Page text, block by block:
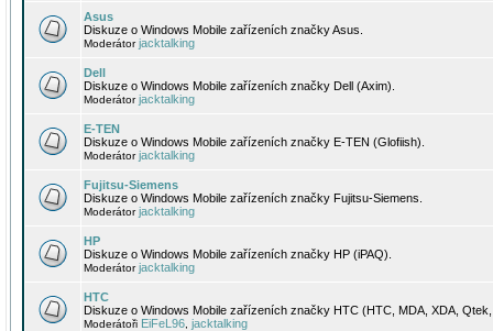
Asus
Diskuze o Windows Mobile zařízeních značky Asus.
Moderátorjacktalking
Dell
Diskuze o Windows Mobile zařízeních značky Dell (Axim).
Moderátorjacktalking
E-TEN
Diskuze o Windows Mobile zařízeních značky E-TEN (Glofiish).
Moderátorjacktalking
Fujitsu-Siemens
Diskuze o Windows Mobile zařízeních značky Fujitsu-Siemens.
Moderátorjacktalking
HP
Diskuze o Windows Mobile zařízeních značky HP (iPAQ).
Moderátorjacktalking
HTC
Diskuze o Windows Mobile zařízeních značky HTC (HTC, MDA, XDA,
Moderátoři EiFeL96 jacktalking